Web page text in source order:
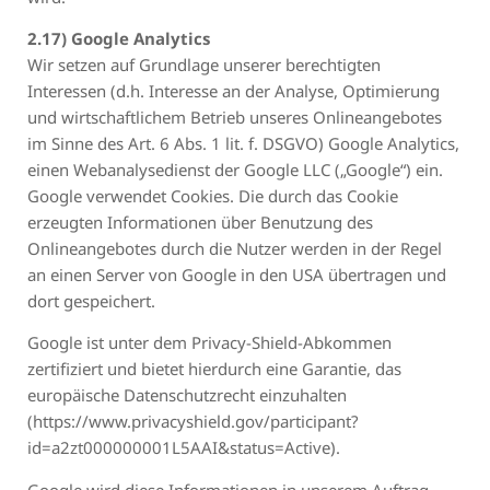
2.17) Google Analytics
Wir setzen auf Grundlage unserer berechtigten
Interessen (d.h. Interesse an der Analyse, Optimierung
und wirtschaftlichem Betrieb unseres Onlineangebotes
im Sinne des Art. 6 Abs. 1 lit. f. DSGVO) Google Analytics,
einen Webanalysedienst der Google LLC („Google“) ein.
Google verwendet Cookies. Die durch das Cookie
erzeugten Informationen über Benutzung des
Onlineangebotes durch die Nutzer werden in der Regel
an einen Server von Google in den USA übertragen und
dort gespeichert.
Google ist unter dem Privacy-Shield-Abkommen
zertifiziert und bietet hierdurch eine Garantie, das
europäische Datenschutzrecht einzuhalten
(https://www.privacyshield.gov/participant?
id=a2zt000000001L5AAI&status=Active).